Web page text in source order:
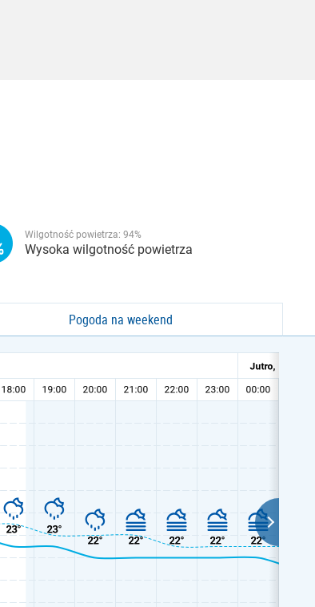
Wilgotność powietrza: 94%
Wysoka wilgotność powietrza
Pogoda na weekend